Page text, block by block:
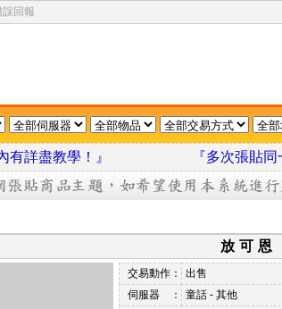
誤回報
內有詳盡教學！』 『多次張貼
放可恩
交易動作：
出售
伺服器 ：
童話 - 其他